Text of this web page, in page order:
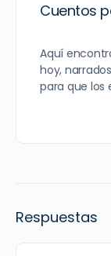
Cuentos
Aquí
hoy,
para que los
Respuestas